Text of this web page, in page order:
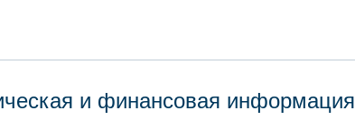
и финансовая информация